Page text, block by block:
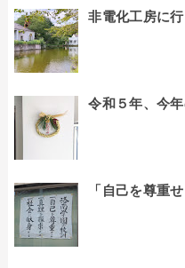
非電化工房に
令和５年、今
「自己を尊重